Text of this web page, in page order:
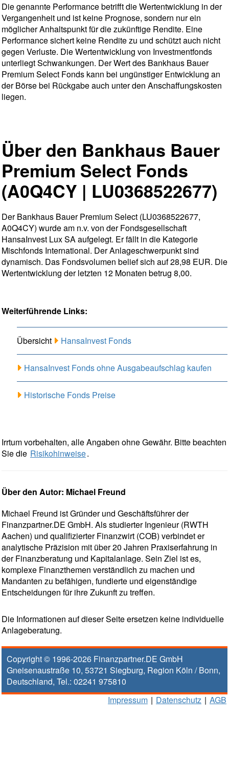
Die genannte Performance betrifft die Wertentwicklung in der
Vergangenheit und ist keine Prognose, sondern nur ein
möglicher Anhaltspunkt für die zukünftige Rendite. Eine
Performance sichert keine Rendite zu und schützt auch nicht
gegen Verluste. Die Wertentwicklung von Investmentfonds
unterliegt Schwankungen. Der Wert des Bankhaus Bauer
Premium Select Fonds kann bei ungünstiger Entwicklung an
der Börse bei Rückgabe auch unter den Anschaffungskosten
liegen.
Über den Bankhaus Bauer
Premium Select Fonds
(A0Q4CY | LU0368522677)
Der Bankhaus Bauer Premium Select (LU0368522677,
A0Q4CY) wurde am n.v. von der Fondsgesellschaft
HansaInvest Lux SA aufgelegt. Er fällt in die Kategorie
Mischfonds International. Der Anlageschwerpunkt sind
dynamisch. Das Fondsvolumen belief sich auf 28,98 EUR. Die
Wertentwicklung der letzten 12 Monaten betrug 8,00.
Weiterführende Links:
Übersicht HansaInvest Fonds
HansaInvest Fonds ohne Ausgabeaufschlag kaufen
Historische Fonds Preise
Irrtum vorbehalten, alle Angaben ohne Gewähr. Bitte beachten
Sie die Risikohinweise.
Über den Autor: Michael Freund
Michael Freund ist Gründer und Geschäftsführer der
Finanzpartner.DE GmbH. Als studierter Ingenieur (RWTH
Aachen) und qualifizierter Finanzwirt (COB) verbindet er
analytische Präzision mit über 20 Jahren Praxiserfahrung in
der Finanzberatung und Kapitalanlage. Sein Ziel ist es,
komplexe Finanzthemen verständlich zu machen und
Mandanten zu befähigen, fundierte und eigenständige
Entscheidungen für ihre Zukunft zu treffen.
Die Informationen auf dieser Seite ersetzen keine individuelle
Anlageberatung.
Copyright © 1996-2026 Finanzpartner.DE GmbH
Gneisenaustraße 10, 53721 Siegburg, Region Köln / Bonn,
Deutschland, Tel.: 02241 975810
Impressum | Datenschutz | AGB